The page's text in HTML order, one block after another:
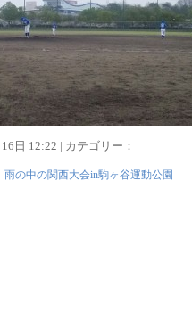
日 12:22 | カテゴリー：
の中の関西大会in駒ヶ谷運動公園